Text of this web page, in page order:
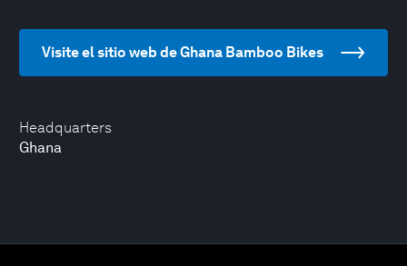
Headquarters
Ghana
Visite el sitio web de Ghana Bamboo Bikes